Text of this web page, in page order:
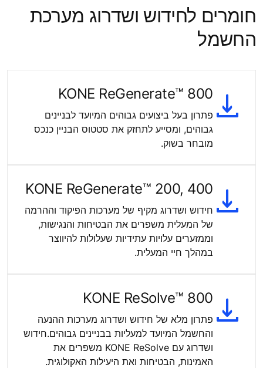
חומרים לחידוש ושדרוג מערכת
החשמל
KONE ReGenerate™ 800
פתרון בעל ביצועים גבוהים המיועד לבניינים
גבוהים, ומסייע לתחזק את סטטוס הבניין כנכס
מובחר בשוק.
KONE ReGenerate™ 200, 400
חידוש ושדרוג מקיף של מערכות הפיקוד וההרמה
של המעלית משפרים את הבטיחות והנגישות,
וממזערים עלויות עתידיות שעלולות להיווצר
במהלך חיי המעלית.
KONE ReSolve™ 800
פתרון מלא של חידוש ושדרוג מערכות ההנעה
והחשמל המיועד למעליות בבניינים גבוהים.חידוש
ושדרוג עם KONE ReSolve משפרים את
האמינות, הבטיחות ואת היעילות האקולוגית.